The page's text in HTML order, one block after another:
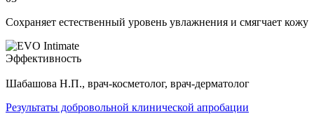
Сохраняет естественный уровень увлажнения и смягчает кожу
Эффективность
Шабашова Н.П., врач-косметолог, врач-дерматолог
Результаты добровольной клинической апробации